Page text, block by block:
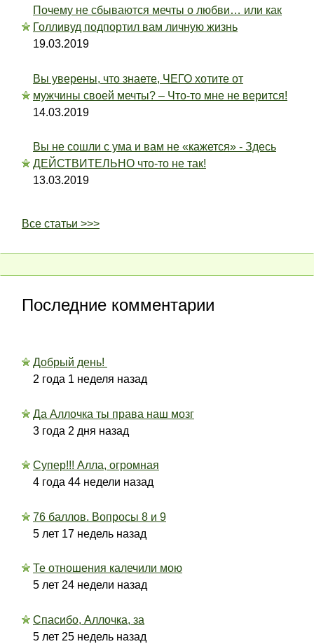
Почему не сбываются мечты о любви… или как
Голливуд подпортил вам личную жизнь
19.03.2019
Вы уверены, что знаете, ЧЕГО хотите от
мужчины своей мечты? – Что-то мне не верится!
14.03.2019
Вы не сошли с ума и вам не «кажется» - Здесь
ДЕЙСТВИТЕЛЬНО что-то не так!
13.03.2019
Все статьи >>>
Последние комментарии
Добрый день!
2 года 1 неделя назад
Да Аллочка ты права наш мозг
3 года 2 дня назад
Супер!!! Алла, огромная
4 года 44 недели назад
76 баллов. Вопросы 8 и 9
5 лет 17 недель назад
Те отношения калечили мою
5 лет 24 недели назад
Спасибо, Аллочка, за
5 лет 25 недель назад